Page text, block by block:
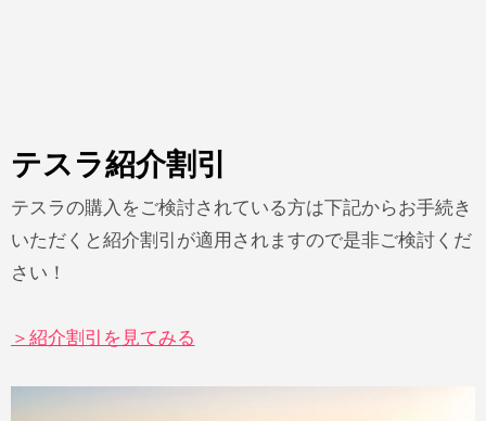
テスラ紹介割引
テスラの購入をご検討されている方は下記からお手続き
いただくと紹介割引が適用されますので是非ご検討くだ
さい！
＞紹介割引を見てみる